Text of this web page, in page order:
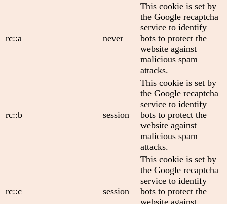
rc::a never
This cookie is set by
the Google recaptcha
service to identify
bots to protect the
website against
malicious spam
attacks.
rc::b session
This cookie is set by
the Google recaptcha
service to identify
bots to protect the
website against
malicious spam
attacks.
rc::c session
This cookie is set by
the Google recaptcha
service to identify
bots to protect the
website against